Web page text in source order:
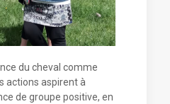
du cheval comme
actions aspirent à
de groupe positive, en